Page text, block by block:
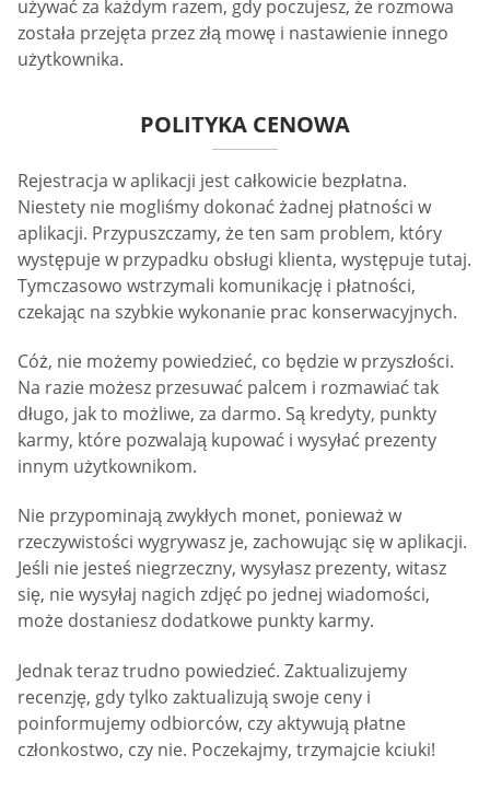
używać za każdym razem, gdy poczujesz, że rozmowa
została przejęta przez złą mowę i nastawienie innego
użytkownika.
POLITYKA CENOWA
Rejestracja w aplikacji jest całkowicie bezpłatna.
Niestety nie mogliśmy dokonać żadnej płatności w
aplikacji. Przypuszczamy, że ten sam problem, który
występuje w przypadku obsługi klienta, występuje tutaj.
Tymczasowo wstrzymali komunikację i płatności,
czekając na szybkie wykonanie prac konserwacyjnych.
Cóż, nie możemy powiedzieć, co będzie w przyszłości.
Na razie możesz przesuwać palcem i rozmawiać tak
długo, jak to możliwe, za darmo. Są kredyty, punkty
karmy, które pozwalają kupować i wysyłać prezenty
innym użytkownikom.
Nie przypominają zwykłych monet, ponieważ w
rzeczywistości wygrywasz je, zachowując się w aplikacji.
Jeśli nie jesteś niegrzeczny, wysyłasz prezenty, witasz
się, nie wysyłaj nagich zdjęć po jednej wiadomości,
może dostaniesz dodatkowe punkty karmy.
Jednak teraz trudno powiedzieć. Zaktualizujemy
recenzję, gdy tylko zaktualizują swoje ceny i
poinformujemy odbiorców, czy aktywują płatne
członkostwo, czy nie. Poczekajmy, trzymajcie kciuki!